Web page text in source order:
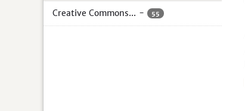
Creative Commons... - 55